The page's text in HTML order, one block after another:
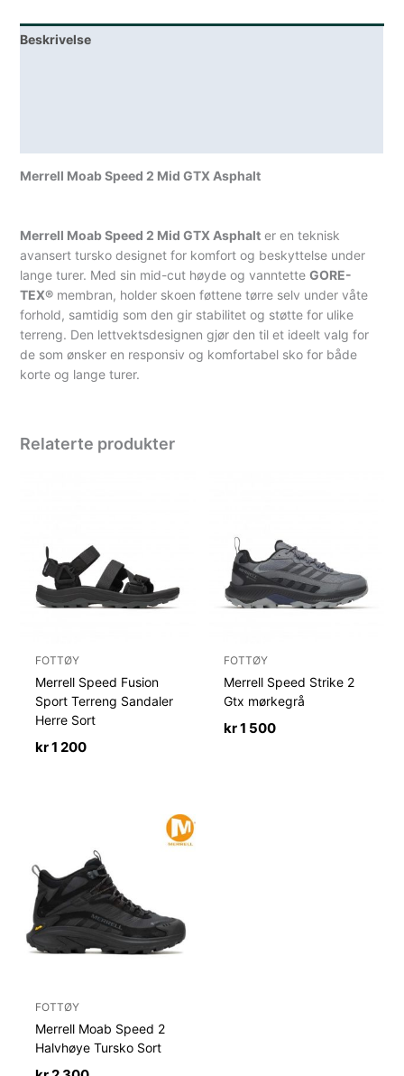
Gore-
Tex
Beskrivelse
Merrell Moab Speed 2 Mid GTX Asphalt
Merrell Moab Speed 2 Mid GTX Asphalt er en teknisk
avansert tursko designet for komfort og beskyttelse under
lange turer. Med sin mid-cut høyde og vanntetteGORE-
TEX® membran, holder skoen føttene tørre selv under våte
forhold, samtidig som den gir stabilitet og støtte for ulike
terreng. Den lettvektsdesignen gjør den til et ideelt valg for
de som ønsker en responsiv og komfortabel sko for både
korte og lange turer.
Relaterte produkter
FOTTØY
Merrell Speed Fusion
Sport Terreng Sandaler
Herre Sort
kr1 200
FOTTØY
Merrell Speed Strike 2
Gtx mørkegrå
kr1 500
FOTTØY
Merrell Moab Speed 2
Halvhøye Tursko Sort